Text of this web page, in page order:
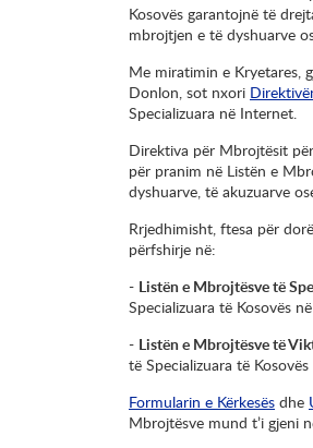
Kosovës garantojnë të
mbrojtjen e të dyshuarve
Me miratimin e Kryetares,
Donlon, sot nxori
Specializuara në Internet.
Direktiva për Mbrojtësit
për pranim në Listën e
dyshuarve, të akuzuarve
Rrjedhimisht, ftesa për
përfshirje në:
- Listën e Mbrojtësve të
Specializuara të Kosovës në
- Listën e Mbrojtësve të
të Specializuara të Kosovës
Formularin e Kërkesës dhe
Mbrojtësve mund t’i gjeni